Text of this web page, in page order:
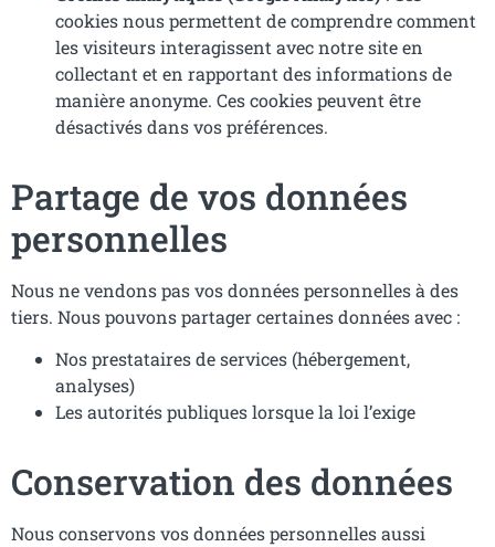
cookies nous permettent de comprendre comment
les visiteurs interagissent avec notre site en
collectant et en rapportant des informations de
manière anonyme. Ces cookies peuvent être
désactivés dans vos préférences.
Partage de vos données
personnelles
Nous ne vendons pas vos données personnelles à des
tiers. Nous pouvons partager certaines données avec :
Nos prestataires de services (hébergement,
analyses)
Les autorités publiques lorsque la loi l’exige
Conservation des données
Nous conservons vos données personnelles aussi